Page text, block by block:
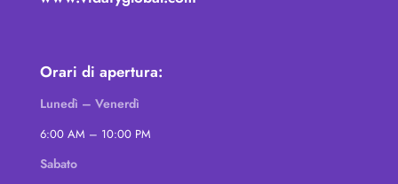
Orari di apertura:
Lunedì – Venerdì
6:00 AM – 10:00 PM
Sabato